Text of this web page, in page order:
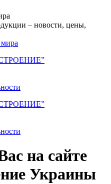
– новости, цены,
на сайте
Украины